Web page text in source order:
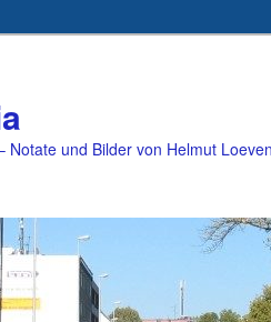
Notate und Bilder von Helmut Loeven